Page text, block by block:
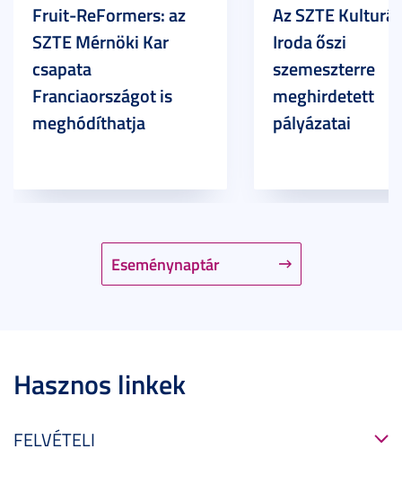
Eseménynaptár
Fruit-ReFormers: az
SZTE Mérnöki Kar
csapata
Franciaországot is
meghódíthatja
Az SZTE
Iroda őszi
szemeszterre
meghirdetett
pályázatai
Hasznos linkek
FELVÉTELI